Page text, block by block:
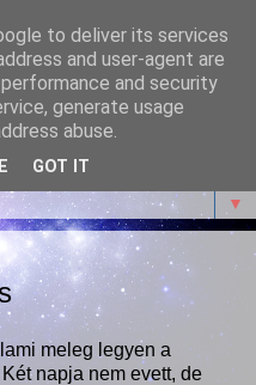
életemből. Mosollyal,
csokival.
▼
meleg legyen a
napja nem evett, de
to deliver its services
and user-agent are
and security
generate usage
abuse.
GOT IT